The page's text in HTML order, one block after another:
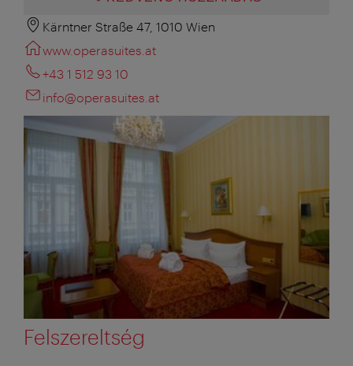
Kärntner Straße 47, 1010 Wien
www.operasuites.at
+43 1 512 93 10
info@operasuites.at
Felszereltség